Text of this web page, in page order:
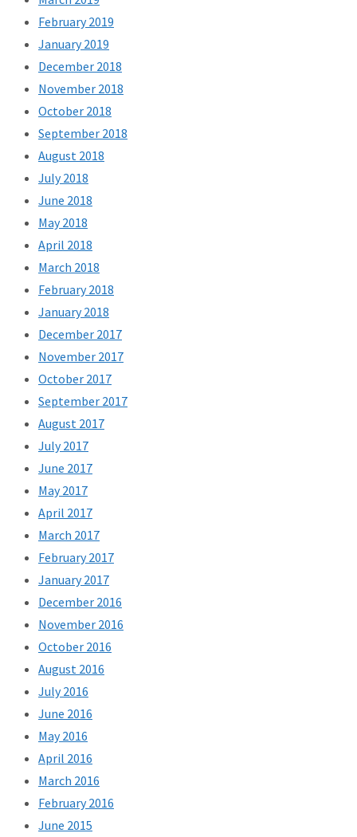
February 2019
January 2019
December 2018
November 2018
October 2018
September 2018
August 2018
July 2018
June 2018
May 2018
April 2018
March 2018
February 2018
January 2018
December 2017
November 2017
October 2017
September 2017
August 2017
July 2017
June 2017
May 2017
April 2017
March 2017
February 2017
January 2017
December 2016
November 2016
October 2016
August 2016
July 2016
June 2016
May 2016
April 2016
March 2016
February 2016
June 2015